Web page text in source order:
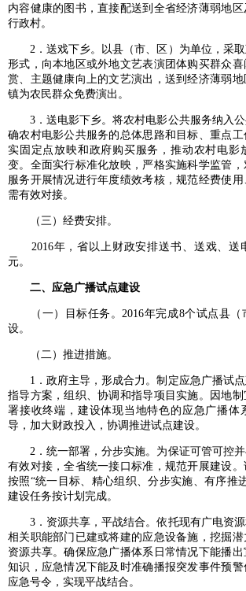
内容健康的图书，直接配送到全省经济薄弱地
行政村。
2．送戏下乡。以县（市、区）为单位，采取
形式，向本地区或外地文艺表演团体购买群众
赏、主题健康向上的文艺演出，送到经济薄弱
镇为农民群众免费演出。
3．送电影下乡。将农村电影公共服务纳入公
确农村电影公共服务的总体思路和目标、重点
实固定点放映和政府购买服务，推动农村电影
变。全面实行标准化放映，严格实施科学监管
服务开展情况进行年度绩效考核，规范经费使
需有效对接。
（三）经费安排。
2016年，省以上财政安排送书、送戏、送
元。
二、应急广播试点建设
（一）目标任务。2016年完成8个试点县（
设。
（二）推进措施。
1．政府主导，形成合力。制定应急广播试点
指导方案，组织、协调和指导项目实施。因地
署接收终端，建设体现当地特色的应急广播体
导，加大财政投入，协调推进试点建设。
2．统一部署，分步实施。为保证可管可控并
有效对接，全省统一接口标准，规范开展建设
按照“统一目标、精心组织、分步实施、有序推
建设任务按计划完成。
3．资源共享，平战结合。依托现有广电资源
相关职能部门已建或将建的应急设备施，挖掘
资源共享。确保应急广播体系日常情况下能播
知识，应急情况下能及时准确播报突发事件预
应急号令，实现平战结合。